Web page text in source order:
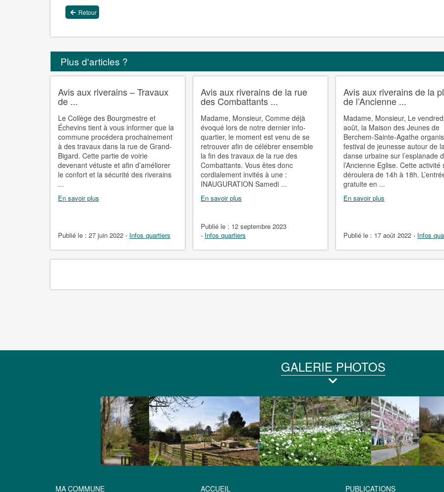
Retour
Plus d'articles ?
Avis aux riverains – Travaux
de ...
Le Collège des Bourgmestre et
Échevins tient à vous informer que la
commune procédera prochainement
à des travaux dans la rue de Grand-
Bigard. Cette partie de voirie
devenant vétuste et afin d’améliorer
le confort et la sécurité des riverains
...
En savoir plus
Publié le : 27 juin 2022 - Infos quartiers
Avis aux riverains de la rue
des Combattants ...
Madame, Monsieur, Comme déjà
évoqué lors de notre dernier info-
quartier, le moment est venu de se
retrouver afin de célébrer ensemble
la fin des travaux de la rue des
Combattants. Vous êtes donc
cordialement invités à une :
INAUGURATION Samedi ...
En savoir plus
Publié le : 12 septembre 2023
- Infos quartiers
Avis aux riverains de la
de l’Ancienne ...
Madame, Monsieur, Le
août, la Maison des Jeunes de
Berchem-Sainte-Agathe
festival de jeunesse autour de
danse urbaine sur l’esplanade
l’Ancienne Eglise. Cette activité
déroulera de 14h à 18h.
gratuite en ...
En savoir plus
Publié le : 17 août 2022 - Infos
GALERIE PHOTOS
MA COMMUNE ACCUEIL PUBLICATIONS